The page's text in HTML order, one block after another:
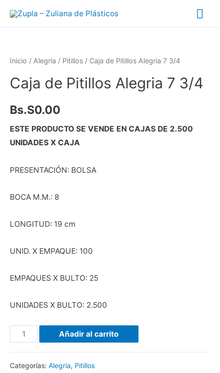
Inicio / Alegria / Pitillos / Caja de Pitillos Alegria 7 3/4
Caja de Pitillos Alegria 7 3/4
Bs.S0.00
ESTE PRODUCTO SE VENDE EN CAJAS DE 2.500
UNIDADES X CAJA
PRESENTACIÓN: BOLSA
BOCA M.M.: 8
LONGITUD: 19 cm
UNID. X EMPAQUE: 100
EMPAQUES X BULTO: 25
UNIDADES X BULTO: 2.500
Añadir al carrito
Categorías: Alegria, Pitillos